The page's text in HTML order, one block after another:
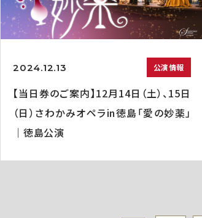
2024.12.13 公演情報
【当日券のご案内】12月14日（土）、15日
（日）さわかみオペラin徳島「愛の妙薬」
｜徳島公演